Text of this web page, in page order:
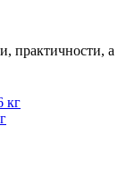
практичности, а